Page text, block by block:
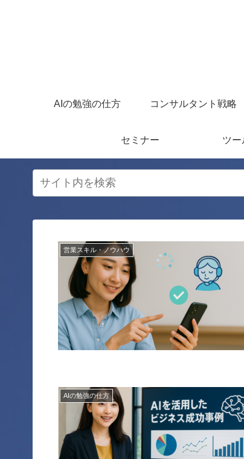
AIの勉強の仕方 コンサルタント戦略
セミナー ツー
営業スキル・ノウハウ
AIの勉強の仕方